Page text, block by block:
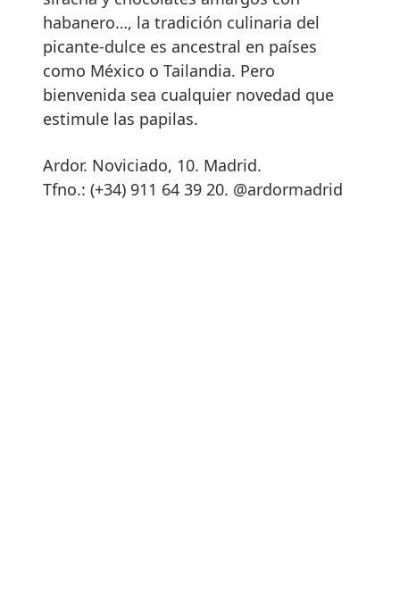
habanero…, la tradición culinaria del
picante-dulce es ancestral en países
como México o Tailandia. Pero
bienvenida sea cualquier novedad que
estimule las papilas.
Ardor. Noviciado, 10. Madrid.
Tfno.: (+34) 911 64 39 20. @ardormadrid